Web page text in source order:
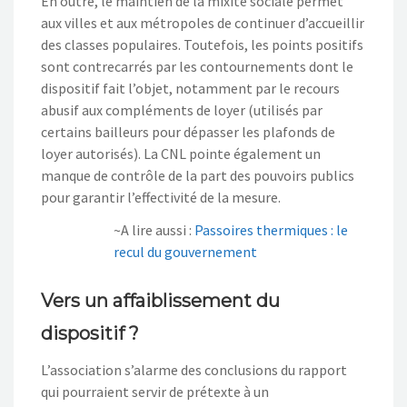
aux villes et aux métropoles de continuer d’accueillir
des classes populaires. Toutefois, les points positifs
sont contrecarrés par les contournements dont le
dispositif fait l’objet, notamment par le recours
abusif aux compléments de loyer (utilisés par
certains bailleurs pour dépasser les plafonds de
loyer autorisés). La CNL pointe également un
manque de contrôle de la part des pouvoirs publics
pour garantir l’effectivité de la mesure.
~A lire aussi : Passoires thermiques : le
recul du gouvernement
Vers un affaiblissement du
dispositif ?
L’association s’alarme des conclusions du rapport
qui pourraient servir de prétexte à un